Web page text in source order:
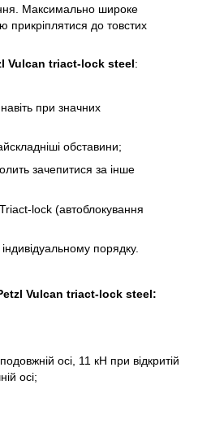
Максимально широке
прикріплятися до товстих
Vulcan triact-lock steel:
при значних
обставини;
зачепитися за інше
lock (автоблокування
порядку.
Vulcan triact-lock steel:
осі, 11 кН при відкритій
осі;